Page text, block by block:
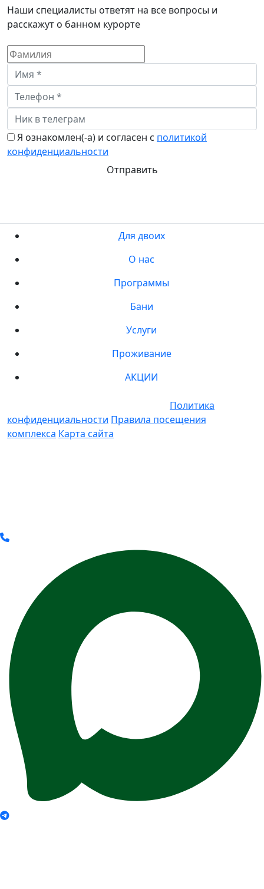
Наши специалисты ответят на все вопросы и
расскажут о банном курорте
Я ознакомлен(-а) и согласен с политикой
конфиденциальности
Отправить
Для двоих
О нас
Программы
Бани
Услуги
Проживание
АКЦИИ
Политика
конфиденциальности Правила посещения
комплекса Карта сайта